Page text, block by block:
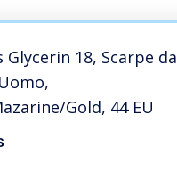
Glycerin 18, Scarpe da
Gold, 44 EU